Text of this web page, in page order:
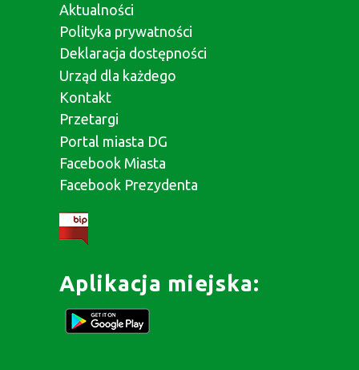
Aktualności
Polityka prywatności
Deklaracja dostępności
Urząd dla każdego
Kontakt
Przetargi
Portal miasta DG
Facebook Miasta
Facebook Prezydenta
Aplikacja miejska: